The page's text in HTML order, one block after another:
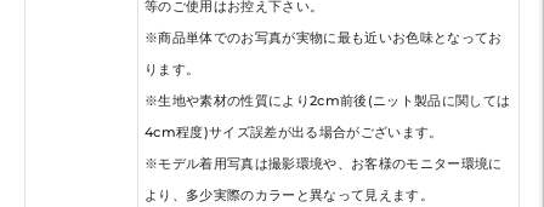
等のご使用はお控え下さい。
※商品単体でのお写真が実物に最も近いお色味となってお
ります。
※生地や素材の性質により2cm前後(ニット製品に関しては
4cm程度)サイズ誤差が出る場合がございます。
※モデル着用写真は撮影環境や、お客様のモニター環境に
より、多少実際のカラーと異なって見えます。